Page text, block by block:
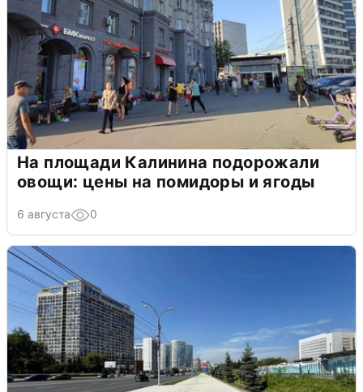
На площади Калинина подорожали
овощи: цены на помидоры и ягоды
6 августа 0